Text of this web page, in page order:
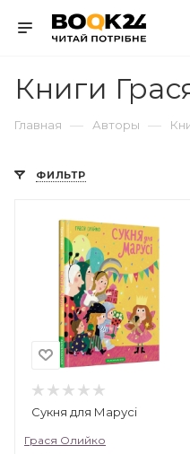
Книги
Главная — Авторы —
ФИЛЬТР
Сукня для Марусі
Грася Олийко